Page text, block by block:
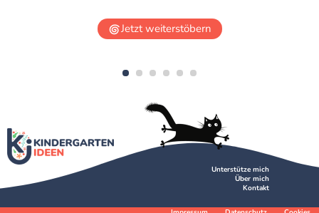
Jetzt weiterstöbern
4 5 6
Unterstütze mich
Über mich
Kontakt